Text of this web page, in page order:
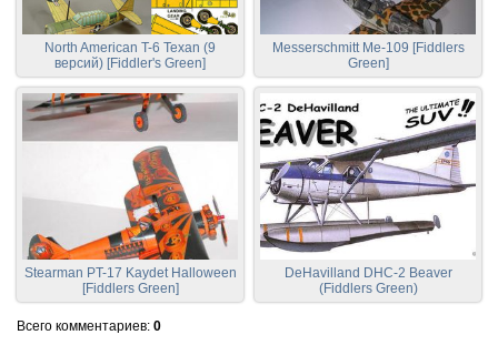
North American T-6 Texan (9
версий) [Fiddler's Green]
Messerschmitt Me-109 [Fiddlers
Green]
Stearman PT-17 Kaydet Halloween
[Fiddlers Green]
DeHavilland DHC-2 Beaver
(Fiddlers Green)
Всего комментариев: 0